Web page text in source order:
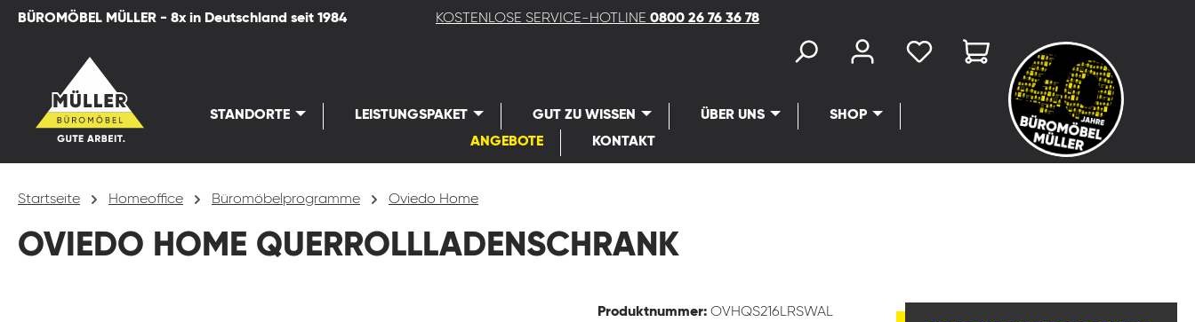
Zur Hauptnavigation springen
BÜROMÖBEL MÜLLER - 8x in Deutschland seit 1984 KOSTENLOSE SERVICE-HOTLINE 0800 26 76 36 78
STANDORTE LEISTUNGSPAKET GUT ZU WISSEN ÜBER UNS
SHOP
ANGEBOTE
KONTAKT
Startseite Homeoffice Büromöbelprogramme Oviedo Home
OVIEDO HOME QUERROLLLADENSCHRANK
Produktnummer: OVHQS216LRSWAL